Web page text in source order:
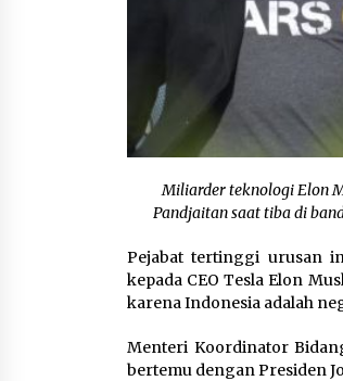
Miliarder teknologi Elon
Pandjaitan saat tiba di
Pejabat tertinggi urusan
kepada CEO Tesla Elon
karena Indonesia adalah
Menteri Koordinator
bertemu dengan Presiden